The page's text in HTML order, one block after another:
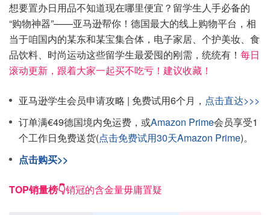
想要置办日用品不知道现在哪里便宜？留学生人手必备的
“购物神器”——亚马逊帮你！德国最大的线上购物平台，相
当于咱国内的某东和某宝集合体，电子家居、个护美妆、食
品饮料、时尚运动这些留学生最爱囤的刚需，统统有！ 每日
滚动更新，跟着大家一起买不吃亏！建议收藏！
亚马逊学生会员申请攻略 | 免费试用6个月， 点击直达>>>
订单满€49德国境内免运费，或Amazon Prime会员享受1
个工作日免费送货(点击免费试用30天Amazon Prime)。
点击购买>>
TOP销量榜👇销冠的含金量毋庸置疑